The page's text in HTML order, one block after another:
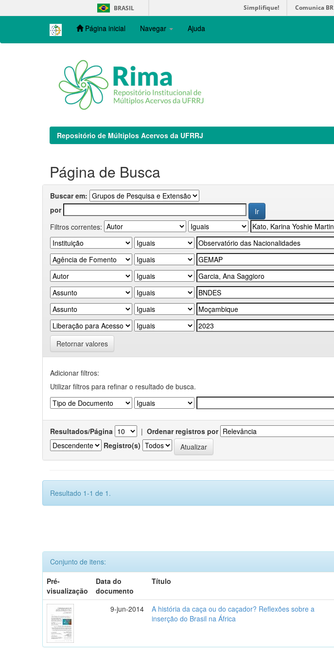
navigation
BRASIL Simplifique! Comunica BR
Página inicial Navegar Ajuda
Repositório de Múltiplos Acervos da UFRRJ
Página de Busca
Buscar em:
por
Filtros correntes:
Retornar valores
Adicionar filtros:
Utilizar filtros para refinar o resultado de busca.
Resultados/Página | Ordenar registros por
Registro(s)
Resultado 1-1 de 1.
Conjunto de itens:
Pré-
visualização
Data do
documento
Título
9-jun-2014
A história da caça ou do caçador? Reflexões sobre a
inserção do Brasil na África